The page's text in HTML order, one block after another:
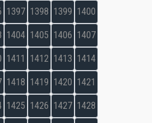
1397 1398 1399 1400
1404 1405 1406 1407
1411 1412 1413 1414
1418 1419 1420 1421
1425 1426 1427 1428